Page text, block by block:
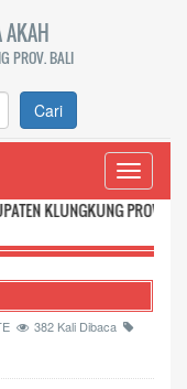
AKAH
PROV. BALI
Cari
Toggle
PROVINSI BALI
382 Kali Dibaca